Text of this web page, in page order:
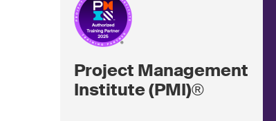
Project Management
Institute (PMI)®